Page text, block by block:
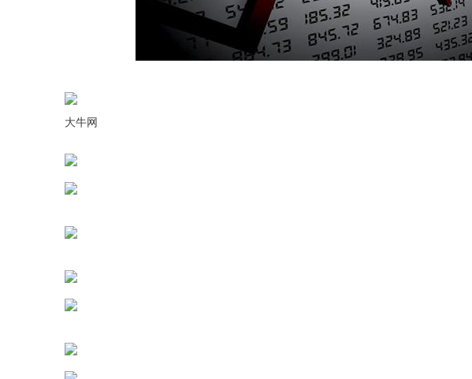
大牛网
沪深300 4694.44 43.13 0.93% 北证